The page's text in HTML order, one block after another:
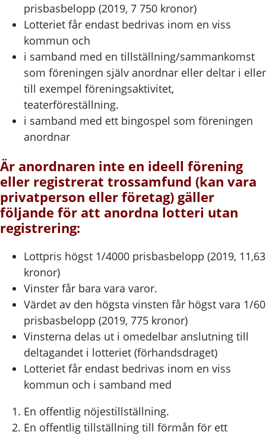
prisbasbelopp (2019, 7 750 kronor)
Lotteriet får endast bedrivas inom en viss
kommun och
i samband med en tillställning/sammankomst
som föreningen själv anordnar eller deltar i eller
till exempel föreningsaktivitet,
teaterföreställning.
i samband med ett bingospel som föreningen
anordnar
Är anordnaren inte en ideell förening
eller registrerat trossamfund (kan vara
privatperson eller företag) gäller
följande för att anordna lotteri utan
registrering:
Lottpris högst 1/4000 prisbasbelopp (2019, 11,63
kronor)
Vinster får bara vara varor.
Värdet av den högsta vinsten får högst vara 1/60
prisbasbelopp (2019, 775 kronor)
Vinsterna delas ut i omedelbar anslutning till
deltagandet i lotteriet (förhandsdraget)
Lotteriet får endast bedrivas inom en viss
kommun och i samband med
En offentlig nöjestillställning.
En offentlig tillställning till förmån för ett